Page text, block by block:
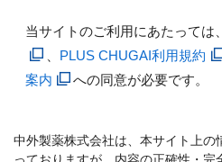
当サイトのご利用にあたっては、
PLUS CHUGAI利用規約
案内
への同意が必要です。
中外製薬株式会社は、本サイト上の
っておりますが、内容の正確性・